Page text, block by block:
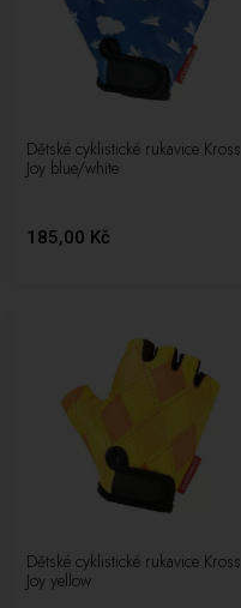
Dětské cyklistické rukavice Kross
Joy blue/white
185,00 Kč
Dětské cyklistické rukavice Kross
Joy yellow